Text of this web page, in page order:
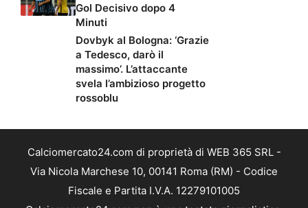
Gol Decisivo dopo 4
Minuti
Dovbyk al Bologna: ‘Grazie
a Tedesco, darò il
massimo’. L’attaccante
svela l’ambizioso progetto
rossoblu
Calciomercato24.com di proprietà di WEB 365 SRL -
Via Nicola Marchese 10, 00141 Roma (RM) - Codice
Fiscale e Partita I.V.A. 12279101005